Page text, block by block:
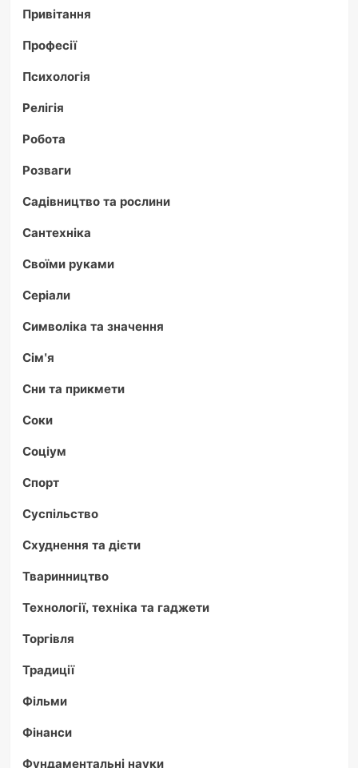
Привітання
Професії
Психологія
Релігія
Робота
Розваги
Садівництво та рослини
Сантехніка
Своїми руками
Серіали
Символіка та значення
Сім'я
Сни та прикмети
Соки
Соціум
Спорт
Суспільство
Схуднення та дієти
Тваринництво
Технології, техніка та гаджети
Торгівля
Традиції
Фільми
Фінанси
Фундаментальні науки